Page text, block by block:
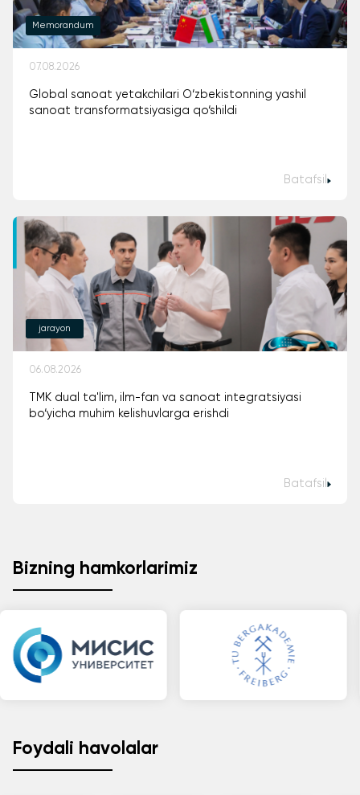
Memorandum
07.08.2026
Global sanoat yetakchilari O‘zbekistonning yashil
sanoat transformatsiyasiga qo‘shildi
Batafsil
jarayon
06.08.2026
TMK dual ta'lim, ilm-fan va sanoat integratsiyasi
bo‘yicha muhim kelishuvlarga erishdi
Batafsil
Bizning hamkorlarimiz
Foydali havolalar